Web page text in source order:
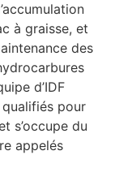
à graisse, et
des
d’IDF
qualifiés pour
s’occupe du
appelés